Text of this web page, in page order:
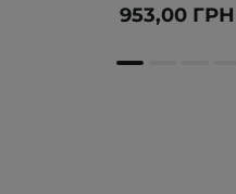
953,00 ГРН